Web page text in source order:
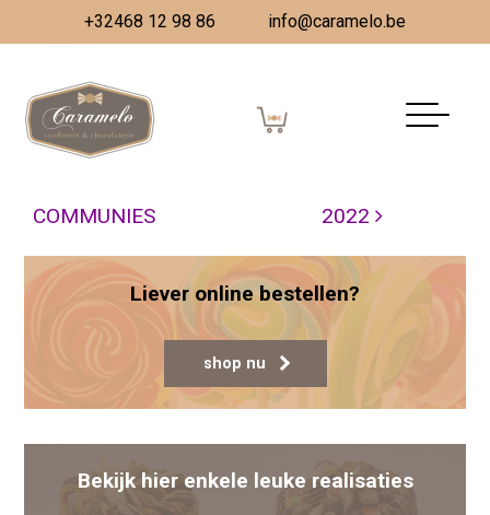
+32468 12 98 86 info@caramelo.be
Gepubliceerd op 31 mei 2022 (5 juli 2022)door
Vanessa Dombrecht
COMMUNIES
2022
Liever online bestellen?
shop nu
Bekijk hier enkele leuke realisaties